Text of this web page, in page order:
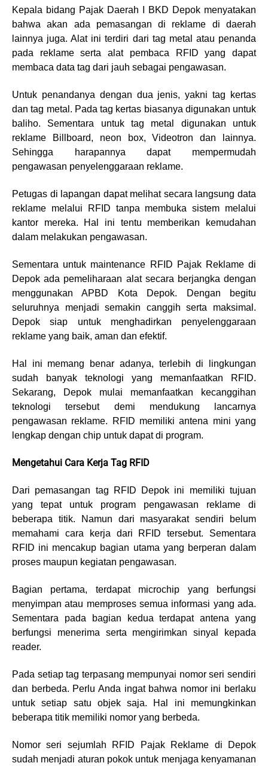
Kepala bidang Pajak Daerah I BKD Depok menyatakan
bahwa akan ada pemasangan di reklame di daerah
lainnya juga. Alat ini terdiri dari tag metal atau penanda
pada reklame serta alat pembaca RFID yang dapat
membaca data tag dari jauh sebagai pengawasan.
Untuk penandanya dengan dua jenis, yakni tag kertas
dan tag metal. Pada tag kertas biasanya digunakan untuk
baliho. Sementara untuk tag metal digunakan untuk
reklame Billboard, neon box, Videotron dan lainnya.
Sehingga harapannya dapat mempermudah
pengawasan penyelenggaraan reklame.
Petugas di lapangan dapat melihat secara langsung data
reklame melalui RFID tanpa membuka sistem melalui
kantor mereka. Hal ini tentu memberikan kemudahan
dalam melakukan pengawasan.
Sementara untuk maintenance RFID Pajak Reklame di
Depok ada pemeliharaan alat secara berjangka dengan
menggunakan APBD Kota Depok. Dengan begitu
seluruhnya menjadi semakin canggih serta maksimal.
Depok siap untuk menghadirkan penyelenggaraan
reklame yang baik, aman dan efektif.
Hal ini memang benar adanya, terlebih di lingkungan
sudah banyak teknologi yang memanfaatkan RFID.
Sekarang, Depok mulai memanfaatkan kecanggihan
teknologi tersebut demi mendukung lancarnya
pengawasan reklame. RFID memiliki antena mini yang
lengkap dengan chip untuk dapat di program.
Mengetahui Cara Kerja Tag RFID
Dari pemasangan tag RFID Depok ini memiliki tujuan
yang tepat untuk program pengawasan reklame di
beberapa titik. Namun dari masyarakat sendiri belum
memahami cara kerja dari RFID tersebut. Sementara
RFID ini mencakup bagian utama yang berperan dalam
proses maupun kegiatan pengawasan.
Bagian pertama, terdapat microchip yang berfungsi
menyimpan atau memproses semua informasi yang ada.
Sementara pada bagian kedua terdapat antena yang
berfungsi menerima serta mengirimkan sinyal kepada
reader.
Pada setiap tag terpasang mempunyai nomor seri sendiri
dan berbeda. Perlu Anda ingat bahwa nomor ini berlaku
untuk setiap satu objek saja. Hal ini memungkinkan
beberapa titik memiliki nomor yang berbeda.
Nomor seri sejumlah RFID Pajak Reklame di Depok
sudah menjadi aturan pokok untuk menjaga kenyamanan